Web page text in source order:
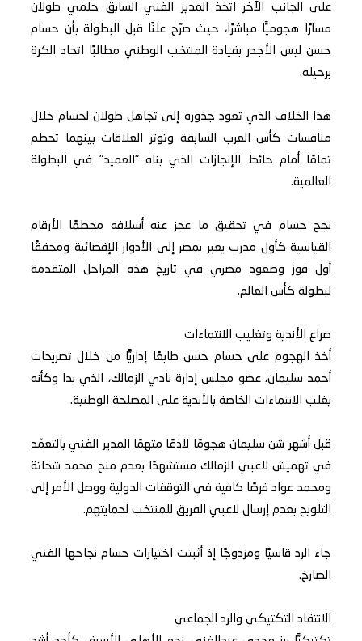
على الجانب الآخر اتخذ المدير الفني السابق حلمي طولان
مسارًا هجوميًّا مباشرًا، حيث صرّح علنًا قبل البطولة بأن حسام
حسن ليس الأجدر بقيادة المنتخب الوطني مطالبًا اتحاد الكرة
برحيله.
هذا الخلاف الذي تعود جذوره إلى تجاهل طولان لحسام خلال
منافسات كأس العرب السابقة وتوتر العلاقات بينهما تحطم
تمامًا أمام حائط الإنجازات الذي بناه "العميد" في البطولة
العالمية.
نجح حسام في تحقيق ما عجز عنه أسلافه محطمًا الأرقام
القياسية كأول مدرب يعبر بمصر إلى الأدوار الإقصائية ومحققًا
أول فوز وصعود مصري في تاريخ هذه المراحل المتقدمة
لبطولة كأس العالم.
صراع الأندية وتغليب الانتماءات
أخذ الهجوم على حسام حسن طابعًا إداريًّا من خلال تصريحات
أحمد سليمان، عضو مجلس إدارة نادي الزمالك، الذي بدا وكأنه
يغلب الانتماءات الخاصة بالأندية على المصلحة الوطنية.
قبل أشهر شن سليمان هجومًا لاذعًا متهمًا المدير الفني بالتعمّد
في تهميش لاعبي الزمالك مستشهدًا بعدم منح محمد شحاتة
ومحمد عواد فرصًا كافية في التوقفات الدولية ووصل الأمر إلى
التلويح بعدم إرسال لاعبي الفريق للمنتخب لحمايتهم.
جاء الرد قاسيًا ومزدوجًا إذ أثبتت اختيارات حسام نجاحها الفني
الصارخ.
الانتقاد التكتيكي والرد الجماعي